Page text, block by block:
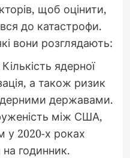
щоб оцінити,
до катастрофи.
вони розглядають:
ядерної
а також ризик
державами.
між США,
у 2020-х роках
годинник.